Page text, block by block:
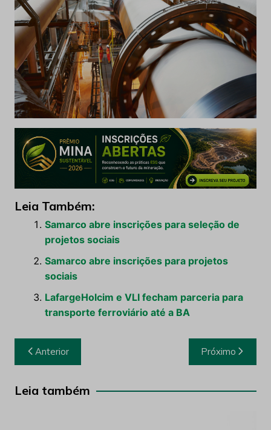
Leia Também:
Samarco abre inscrições para seleção de
projetos sociais
Samarco abre inscrições para projetos
sociais
LafargeHolcim e VLI fecham parceria para
transporte ferroviário até a BA
Navegação
de
Post
Anterior Próximo
Leia também